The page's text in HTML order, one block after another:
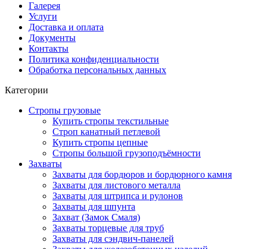
Галерея
Услуги
Доставка и оплата
Документы
Контакты
Политика конфиденциальности
Обработка персональных данных
Категории
Стропы грузовые
Купить стропы текстильные
Строп канатный петлевой
Купить стропы цепные
Стропы большой грузоподъёмности
Захваты
Захваты для бордюров и бордюрного камня
Захваты для листового металла
Захваты для штрипса и рулонов
Захваты для шпунта
Захват (Замок Смаля)
Захваты торцевые для труб
Захваты для сэндвич-панелей